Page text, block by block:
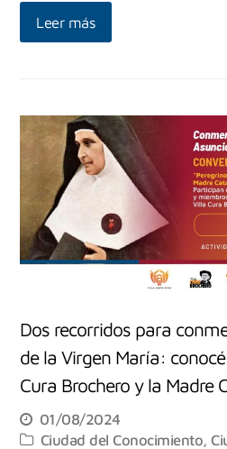
Leer más
Dos recorridos para
de la Virgen María:
Cura Brochero y la Madre
01/08/2024
Ciudad del Conocimiento,